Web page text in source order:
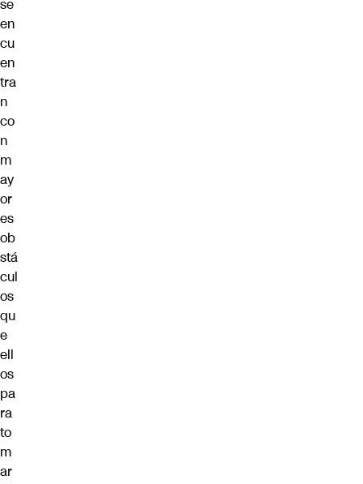
se
en
cu
en
tra
n
co
n
m
ay
or
es
ob
stá
cul
os
qu
e
ell
os
pa
ra
to
m
ar